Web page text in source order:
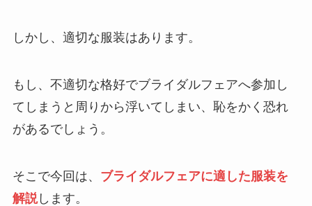
しかし、適切な服装はあります。
もし、不適切な格好でブライダルフェアへ参加し
てしまうと周りから浮いてしまい、恥をかく恐れ
があるでしょう。
そこで今回は、 ブライダルフェアに適した服装を
解説します。